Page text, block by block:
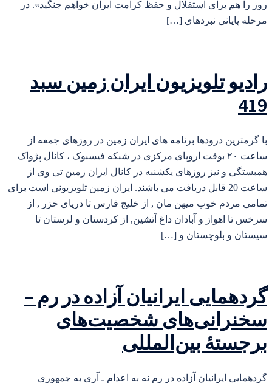
روز را هم برای استقلال و حفظ کرامت ایران خواهم جنگید». در
مرحله پایانی نبردهای […]
رادیو تلویزیون ایران زمین سبد
419
با گرمترین درودها برنامه های ایران زمین در روزهای جمعه از
ساعت ۲۰ بوقت اروپای مرکزی در شبکه فیسبوک ، کانال پژواک
همبستگی و نیز روزهای یکشنبه در کانال ایران زمین تی وی از
ساعت 20 قابل دریافت می باشند. ایران زمین تلویزیونی است برای
تمامی مردم خوب میهن مان , از خلیج فارس تا دریای خزر , از
سرخس تا اهواز و آبادان داغ آتشین, از کردستان و لرستان تا
سیستان و بلوچستان و […]
گردهمایی ایرانیان آزاده در رم –
سخنرانی‌های شخصیت‌های
برجستهٔ بین‌المللی
گردهمایی ایرانیان آزاده در رم نه به اعدام ـ آری به جمهوری